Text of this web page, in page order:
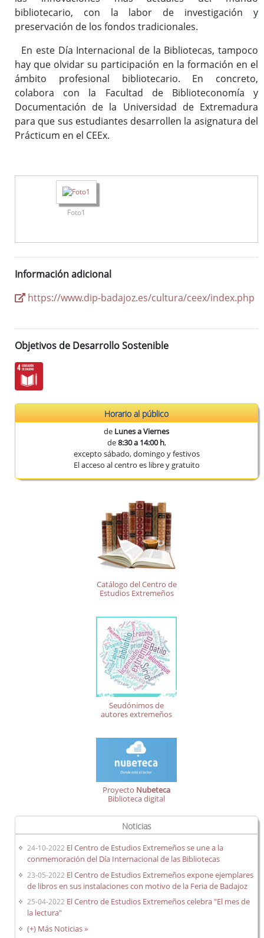
bibliotecario, con la labor de investigación y
preservación de los fondos tradicionales.
En este Día Internacional de la Bibliotecas, tampoco
hay que olvidar su participación en la formación en el
ámbito profesional bibliotecario. En concreto,
colabora con la Facultad de Biblioteconomía y
Documentación de la Universidad de Extremadura
para que sus estudiantes desarrollen la asignatura del
Prácticum en el CEEx.
Foto1
Información adicional
https://www.dip-badajoz.es/cultura/ceex/index.php
Objetivos de Desarrollo Sostenible
Horario al público
de Lunes a Viernes
de8:30 a 14:00 h,
excepto sábado, domingo y festivos
El acceso al centro es libre y gratuito
Catálogo del Centro de
Estudios Extremeños
Seudónimos de
autores extremeños
Proyecto Nubeteca
Biblioteca digital
Noticias
24-10-2022 El Centro de Estudios Extremeños se une a la
conmemoración del Día Internacional de las Bibliotecas
23-05-2022 El Centro de Estudios Extremeños expone ejemplares
de libros en sus instalaciones con motivo de la Feria de Badajoz
25-04-2022 El Centro de Estudios Extremeños celebra "El mes de
la lectura"
(+) Más Noticias »